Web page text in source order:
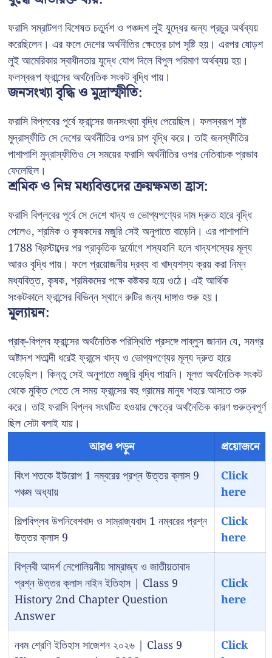
ফরাসি সম্রাটগণ বিশেষত চতুর্দশ ও পঞ্চদশ লুই যুদ্ধের জন্য প্রচুর অর্থব্যয়
করেছিলেন। এর ফলে দেশের অর্থনীতির ক্ষেত্রে চাপ সৃষ্টি হয়। এরপর ষোড়শ
লুই আমেরিকার স্বাধীনতার যুদ্ধে যোগ দিলে বিপুল পরিমাণ অর্থব্যয় হয়।
ফলস্বরূপ ফ্রান্সের অর্থনৈতিক সংকট বৃদ্ধি পায়।
জনসংখ্যা বৃদ্ধি ও মুদ্রাস্ফীতি:
ফরাসি বিপ্লবের পূর্বে ফ্রান্সের জনসংখ্যা বৃদ্ধি পেয়েছিল। ফলস্বরূপ সৃষ্ট
মুদ্রাস্ফীতি সে দেশের অর্থনীতির ওপর চাপ বৃদ্ধি করে। তাই জনস্ফীতির
পাশাপাশি মুদ্রাস্ফীতিও সে সময়ের ফরাসি অর্থনীতির ওপর নেতিবাচক প্রভাব
ফেলেছিল।
শ্রমিক ও নিম্ন মধ্যবিত্তদের ক্রয়ক্ষমতা হ্রাস:
ফরাসি বিপ্লবের পূর্বে সে দেশে খাদ্য ও ভোগ্যপণ্যের দাম দ্রুত হারে বৃদ্ধি
পেলেও, শ্রমিক ও কৃষকদের মজুরি সেই অনুপাতে বাড়েনি। এর পাশাপাশি
1788 খ্রিস্টাব্দের পর প্রাকৃতিক দুর্যোগে শস্যহানি হলে খাদ্যশস্যের মূল্য
আরও বৃদ্ধি পায়। ফলে প্রয়োজনীয় দ্রব্য বা খাদ্যশস্য ক্রয় করা নিম্ন
মধ্যবিত্ত, কৃষক, শ্রমিকদের পক্ষে কষ্টকর হয়ে ওঠে। এই আর্থিক
সংকটকালে ফ্রান্সের বিভিন্ন স্থানে রুটির জন্য দাঙ্গাও শুরু হয়।
মূল্যায়ন:
প্রাক্-বিপ্লব ফ্রান্সের অর্থনৈতিক পরিস্থিতি প্রসঙ্গে লাব্লুস জানান যে, সমগ্র
অষ্টাদশ শতাব্দী ধরেই ফ্রান্সে খাদ্য ও ভোগ্যপণ্যের মূল্য দ্রুত হারে
বেড়েছিল। কিন্তু সেই অনুপাতে মজুরি বৃদ্ধি পায়নি। মূলত অর্থনৈতিক সংকট
থেকে মুক্তি পেতে সে সময় ফ্রান্সের বহু গ্রামের মানুষ শহরে আসতে শুরু
করে। তাই ফরাসি বিপ্লব সংঘটিত হওয়ার ক্ষেত্রে অর্থনৈতিক কারণ গুরুত্বপূর্ণ
ছিল সেটা বলাই যায়।
আরও পড়ুন
প্রয়োজনে
বিংশ শতকে ইউরোপ 1 নম্বরের প্রশ্ন উত্তর ক্লাস 9
পঞ্চম অধ্যায়
Click
here
শিল্পবিপ্লব উপনিবেশবাদ ও সাম্রাজ্যবাদ 1 নম্বরের প্রশ্ন
উত্তর ক্লাস 9
Click
here
বিপ্লবী আদর্শ নেপোলিয়নীয় সাম্রাজ্য ও জাতীয়তাবাদ
প্রশ্ন উত্তর ক্লাস নাইন ইতিহাস | Class 9
History 2nd Chapter Question
Answer
Click
here
নবম শ্রেণি ইতিহাস সাজেশন ২০২৬ | Class 9
Click